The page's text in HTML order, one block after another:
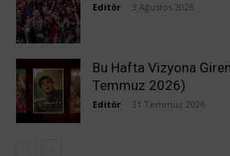
Editör 3 Ağustos 2026
Bu Hafta Vizyona
Temmuz 2026)
Editör 31 Temmuz 2026